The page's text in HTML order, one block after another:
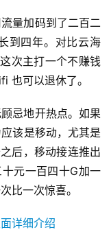
量加码到了二百二
到四年。对比云海
次主打一个不赚钱
也可以退休了。
忌地开热点。如果
该是移动，尤其是
后，移动接连推出
元一百四十G加一
比一次惊喜。